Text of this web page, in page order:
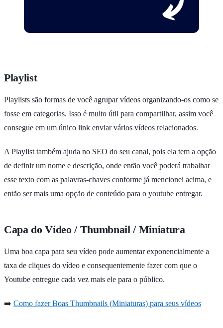
Playlist
Playlists são formas de você agrupar vídeos organizando-os como se
fosse em categorias. Isso é muito útil para compartilhar, assim você
consegue em um único link enviar vários vídeos relacionados.
A Playlist também ajuda no SEO do seu canal, pois ela tem a opção
de definir um nome e descrição, onde então você poderá trabalhar
esse texto com as palavras-chaves conforme já mencionei acima, e
então ser mais uma opção de conteúdo para o youtube entregar.
Capa do Vídeo / Thumbnail / Miniatura
Uma boa capa para seu vídeo pode aumentar exponencialmente a
taxa de cliques do vídeo e consequentemente fazer com que o
Youtube entregue cada vez mais ele para o público.
➡️ Como fazer Boas Thumbnails (Miniaturas) para seus vídeos